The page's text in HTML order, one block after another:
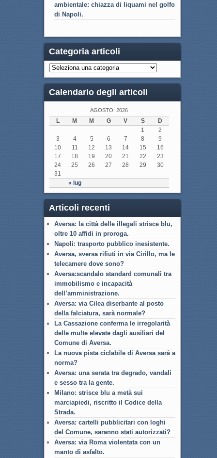
ambientale: chiazza di liquami nel golfo
di Napoli.
Categoria articoli
Calendario degli articoli
AGOSTO: 2026
L M M G V S D
« lug
1
2
3
4 5 6 7 8
9
10
11 12 13 14 15
16
17
18 19 20 21 22
23
24
25 26 27 28 29
30
31
Articoli recenti
Aversa: la città delle illegali strisce blu,
oltre 10 affidi in proroga.
Napoli: trasporto pubblico inesistente.
Aversa, sversa rifiuti in via Cirillo, ma le
telecamere dove sono?
Aversa:scandalo standard comunali tra
immobilismo e incapacità
dell’amministrazione.
Aversa: via Cilea diserbante al posto
della falciatura, sarà normale?
La Cassazione conferma le irregolarità
delle multe elevate dagli ausiliari del
Comune di Aversa.
La nuova pista ciclabile di Aversa sarà a
norma?
Aversa: una serata tra degrado, vandali
e sesso tra la gente.
Milano: strisce blu a metà sui
marciapiedi, riscritto il Codice della
Strada.
Aversa: cartelli pubblicitari con loghi
del Comune, saranno stati autorizzati?
Aversa: via Roma violentata con un
manto di asfalto.